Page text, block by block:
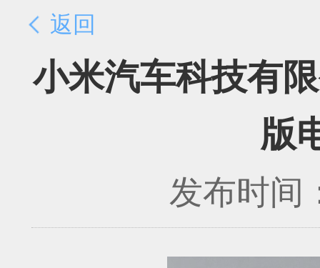
返回
小米汽车科技有
版
发布时